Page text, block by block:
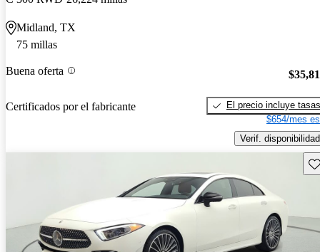
Midland, TX
75 millas
Buena oferta
Certificados por el fabricante
El precio incluye tasas
$654/mes
Verif. disponibilidad